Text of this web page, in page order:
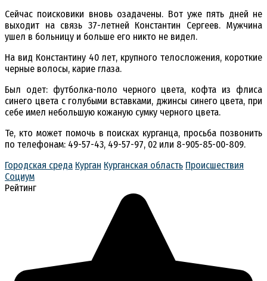
Сейчас поисковики вновь озадачены. Вот уже пять дней не
выходит на связь 37-летней Константин Сергеев. Мужчина
ушел в больницу и больше его никто не видел.
На вид Константину 40 лет, крупного телосложения, короткие
черные волосы, карие глаза.
Был одет: футболка-поло черного цвета, кофта из флиса
синего цвета с голубыми вставками, джинсы синего цвета, при
себе имел небольшую кожаную сумку черного цвета.
Те, кто может помочь в поисках курганца, просьба позвонить
по телефонам: 49-57-43, 49-57-97, 02 или 8-905-85-00-809.
Городская среда Курган Курганская область Происшествия
Социум
Рейтинг